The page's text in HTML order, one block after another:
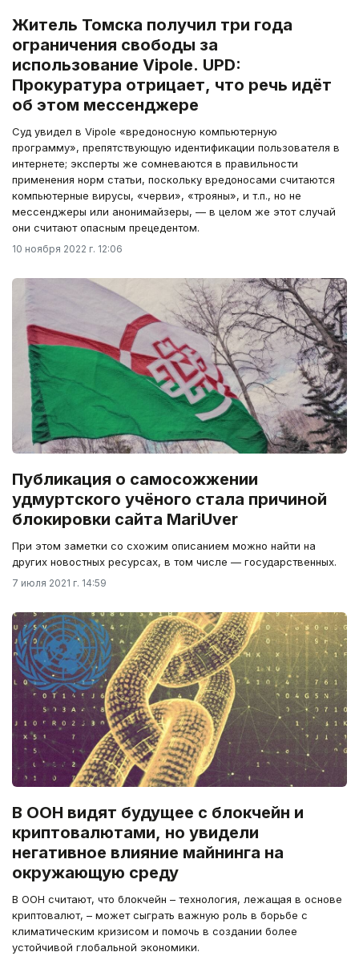
Житель Томска получил три года
ограничения свободы за
использование Vipole. UPD:
Прокуратура отрицает, что речь идёт
об этом мессенджере
Суд увидел в Vipole «вредоносную компьютерную
программу», препятствующую идентификации пользователя в
интернете; эксперты же сомневаются в правильности
применения норм статьи, поскольку вредоносами считаются
компьютерные вирусы, «черви», «трояны», и т.п., но не
мессенджеры или анонимайзеры, — в целом же этот случай
они считают опасным прецедентом.
10 ноября 2022 г. 12:06
Публикация о самосожжении
удмуртского учёного стала причиной
блокировки сайта MariUver
При этом заметки со схожим описанием можно найти на
других новостных ресурсах, в том числе — государственных.
7 июля 2021 г. 14:59
В ООН видят будущее с блокчейн и
криптовалютами, но увидели
негативное влияние майнинга на
окружающую среду
В ООН считают, что блокчейн – технология, лежащая в основе
криптовалют, – может сыграть важную роль в борьбе с
климатическим кризисом и помочь в создании более
устойчивой глобальной экономики.